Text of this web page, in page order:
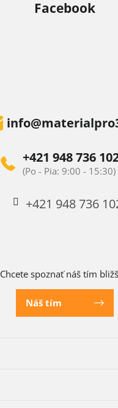
info@
+421 948 736
+421 948 736
Chcete spoznať náš tím
Náš tím
Facebook